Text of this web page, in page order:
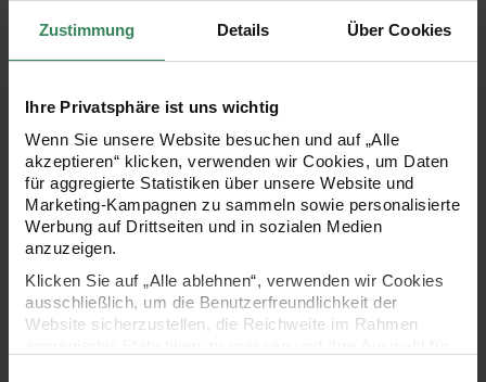
Zustimmung Details Über Cookies
Ihre Privatsphäre ist uns wichtig
Wenn Sie unsere Website besuchen und auf „Alle
akzeptieren“ klicken, verwenden wir Cookies, um Daten
für aggregierte Statistiken über unsere Website und
Marketing-Kampagnen zu sammeln sowie personalisierte
Werbung auf Drittseiten und in sozialen Medien
anzuzeigen.
Klicken Sie auf „Alle ablehnen“, verwenden wir Cookies
ausschließlich, um die Benutzerfreundlichkeit der
Website sicherzustellen, die Reichweite im Rahmen
DIN A5 Kartenset, bestehend aus acht weißen Karten mit
Hot Foil-Veredelungen sorgen außerdem für schimmernde
Effekte und einen stimmungsvollen Weihnachtsglanz.
Dank der passenden Umschläge können Sie Ihre Karten
direkt beschriften und versenden.
- Kartenset bestehend aus 8 Karten und 8 Umschlägen